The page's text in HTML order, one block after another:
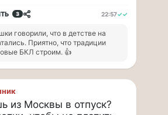
3 22:57✓✓
говорили, что в детстве на
Приятно, что традиции
БКЛ строим. 👍
из Москвы в отпуск?